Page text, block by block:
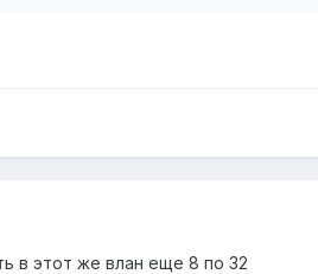
в этот же влан еще 8 по 32